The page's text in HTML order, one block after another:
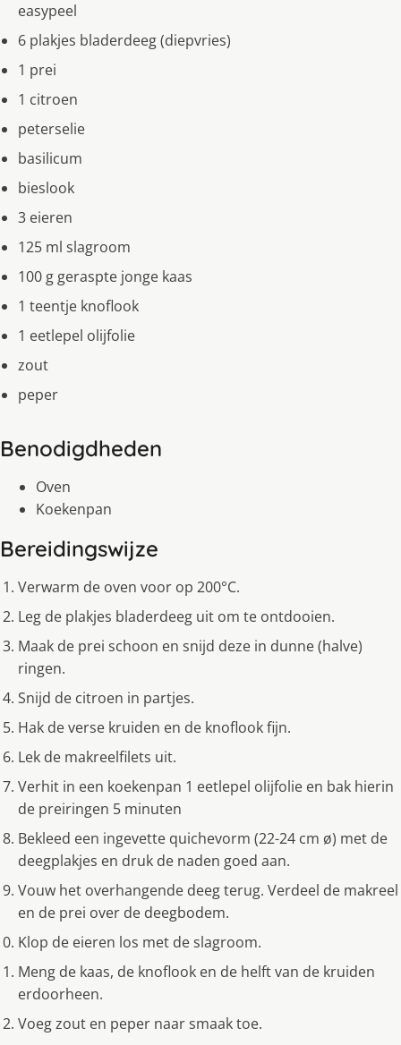
easypeel
6 plakjes bladerdeeg (diepvries)
1 prei
1 citroen
peterselie
basilicum
bieslook
3 eieren
125 ml slagroom
100 g geraspte jonge kaas
1 teentje knoflook
1 eetlepel olijfolie
zout
peper
Benodigdheden
Oven
Koekenpan
Bereidingswijze
Verwarm de oven voor op 200°C.
Leg de plakjes bladerdeeg uit om te ontdooien.
Maak de prei schoon en snijd deze in dunne (halve)
ringen.
Snijd de citroen in partjes.
Hak de verse kruiden en de knoflook fijn.
Lek de makreelfilets uit.
Verhit in een koekenpan 1 eetlepel olijfolie en bak hierin
de preiringen 5 minuten
Bekleed een ingevette quichevorm (22-24 cm ø) met de
deegplakjes en druk de naden goed aan.
Vouw het overhangende deeg terug. Verdeel de makreel
en de prei over de deegbodem.
Klop de eieren los met de slagroom.
Meng de kaas, de knoflook en de helft van de kruiden
erdoorheen.
Voeg zout en peper naar smaak toe.